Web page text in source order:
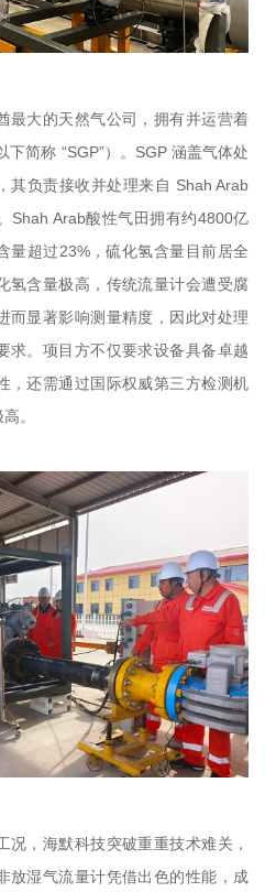
最大的天然气公司，拥有并运营着
简称 “SGP”）。SGP 涵盖气体处
其负责接收并处理来自 Shah Arab
Shah Arab酸性气田拥有约4800亿
量超过23%，硫化氢含量目前居全
氢含量极高，传统流量计会遭受腐
而显著影响测量精度，因此对处理
求。项目方不仅要求设备具备卓越
，还需通过国际权威第三方检测机
。
，海默科技突破重重技术难关，
放湿气流量计凭借出色的性能，成